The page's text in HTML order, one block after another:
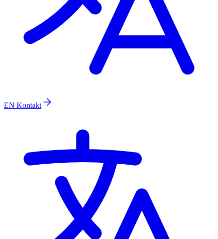
EN Kontakt